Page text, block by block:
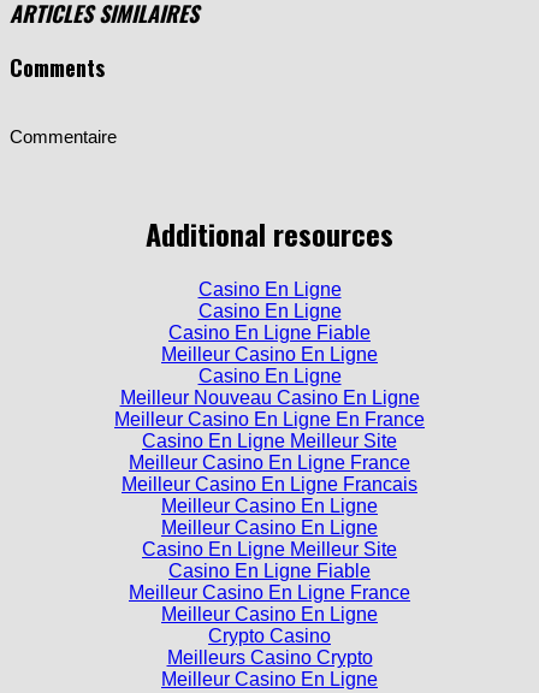
Casino En Ligne
Casino En Ligne Fiable
Meilleur Casino En Ligne
Casino En Ligne
Meilleur Nouveau Casino En Ligne
Meilleur Casino En Ligne En France
Casino En Ligne Meilleur Site
Meilleur Casino En Ligne France
Meilleur Casino En Ligne Francais
Meilleur Casino En Ligne
Meilleur Casino En Ligne
Casino En Ligne Meilleur Site
Casino En Ligne Fiable
Meilleur Casino En Ligne France
Meilleur Casino En Ligne
Crypto Casino
Meilleurs Casino Crypto
Meilleur Casino En Ligne
Casino En Ligne Fiable